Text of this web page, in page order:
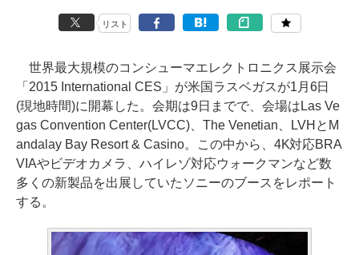
リスト
世界最大規模のコンシューマエレクトロニクス展示会
「2015 International CES」が米国ラスベガスが1月6日
(現地時間)に開幕した。会期は9日までで、会場はLas Ve
gas Convention Center(LVCC)、The Venetian、LVHとM
andalay Bay Resort & Casino。この中から、4K対応BRA
VIAやビデオカメラ、ハイレゾ対応ウォークマンなど数
多くの新製品を出展していたソニーのブースをレポート
する。